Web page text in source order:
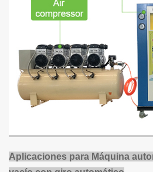
Aplicaciones para Máquina